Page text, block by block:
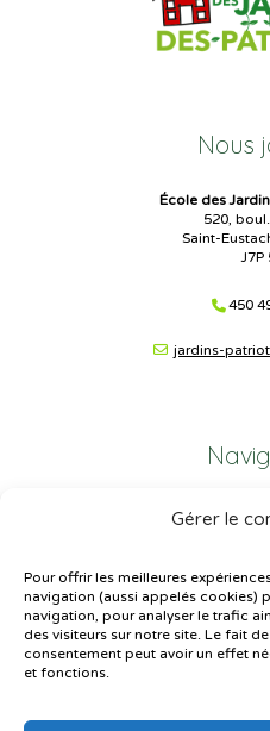
Gérer le
Pour offrir les meilleures
navigation (aussi appelés cookies)
navigation, pour analyser le trafic
des visiteurs sur notre site. Le fait
consentement peut avoir un effet
et fonctions.
Nous
École des
520,
Saint-
J7P
450
jardins-
Plan
Plainte –
Politique de